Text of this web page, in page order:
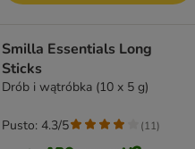
Smilla Essentials Long
Sticks
Drób i wątróbka (10 x 5 g)
Pusto: 4.3/5 (11)